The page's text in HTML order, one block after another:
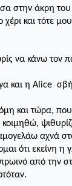
στην άκρη
και τότε
να κάνω τον
και η Α lice
και τώρα,
κοιμηθώ,
αχνά
ότι εκείνη η
πρωινό από την